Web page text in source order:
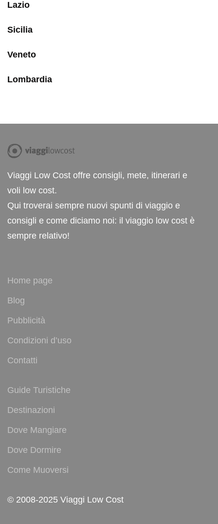
Lazio
Sicilia
Veneto
Lombardia
Viaggi Low Cost offre consigli, mete, itinerari e
voli low cost.
Qui troverai sempre nuovi spunti di viaggio e
consigli e come diciamo noi: il viaggio low cost è
sempre relativo!
Home page
Blog
Pubblicità
Condizioni d’uso
Contatti
Guide Turistiche
Destinazioni
Dove Mangiare
Dove Dormire
Come Muoversi
© 2008-2025 Viaggi Low Cost